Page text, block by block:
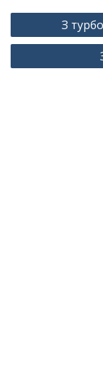
Навігація
записів
З